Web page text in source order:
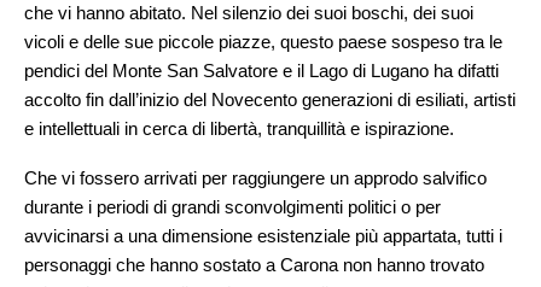
che vi hanno abitato. Nel silenzio dei suoi boschi, dei suoi
vicoli e delle sue piccole piazze, questo paese sospeso tra le
pendici del Monte San Salvatore e il Lago di Lugano ha difatti
accolto fin dall’inizio del Novecento generazioni di esiliati, artisti
e intellettuali in cerca di libertà, tranquillità e ispirazione.
Che vi fossero arrivati per raggiungere un approdo salvifico
durante i periodi di grandi sconvolgimenti politici o per
avvicinarsi a una dimensione esistenziale più appartata, tutti i
personaggi che hanno sostato a Carona non hanno trovato